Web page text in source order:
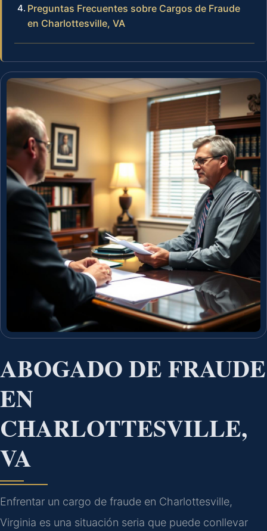
Preguntas Frecuentes sobre Cargos de Fraude
en Charlottesville, VA
ABOGADO DE FRAUDE
EN
CHARLOTTESVILLE,
VA
Enfrentar un cargo de fraude en Charlottesville,
Virginia es una situación seria que puede conllevar